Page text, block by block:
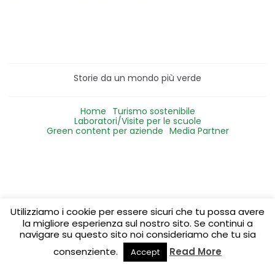
Storie da un mondo più verde
Home Turismo sostenibile
Laboratori/Visite per le scuole
Green content per aziende Media Partner
Utilizziamo i cookie per essere sicuri che tu possa avere
la migliore esperienza sul nostro sito. Se continui a
navigare su questo sito noi consideriamo che tu sia
consenziente.
Accept Read More